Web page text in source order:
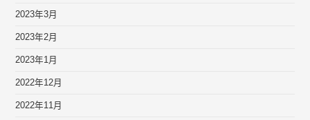
2023年3月
2023年2月
2023年1月
2022年12月
2022年11月